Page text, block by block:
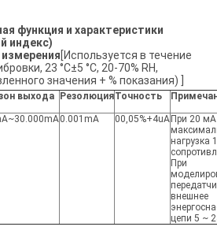
функция и характеристики
индекс)
[Используется в течение
23 °C±5 °C, 20-70% RH,
значения + % показания) ]
выхода РезолюцияТочность
0.001mA 00,05%+4uA При 20 мА
нагрузка
При
внешнее
цепи 5 ~